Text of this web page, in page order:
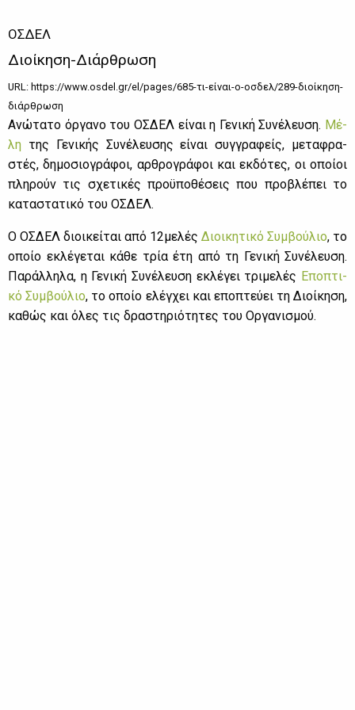
ΟΣΔΕΛ
Διοίκηση-Διάρθρωση
URL: https://www.osdel.gr/el/pages/685-τι-είναι-ο-οσδελ/289-διοίκηση-
διάρθρωση
Ανώ­τα­το όρ­γα­νο του ΟΣ­ΔΕΛ εί­ναι η Γε­νι­κή Συ­νέ­λευ­ση. Μέ­
λη της Γε­νι­κής Συ­νέ­λευ­σης εί­ναι συγ­γρα­φείς, με­τα­φρα­
στές, δη­μο­σιο­γρά­φοι, αρ­θρο­γρά­φοι και εκ­δό­τες, οι οποί­οι
πλη­ρούν τις σχε­τι­κές προ­ϋ­πο­θέ­σεις που προ­βλέ­πει το
κα­τα­στα­τι­κό του ΟΣ­ΔΕΛ.
Ο ΟΣ­ΔΕΛ διοι­κεί­ται από 12με­λές Διοι­κη­τι­κό Συμ­βού­λιο, το
οποίο εκλέ­γε­ται κά­θε τρία έτη από τη Γε­νι­κή Συ­νέ­λευ­ση.
Πα­ράλ­λη­λα, η Γε­νι­κή Συ­νέ­λευ­ση εκλέ­γει τρι­με­λές Επο­πτι­
κό Συμ­βού­λιο, το οποίο ελέγ­χει και επο­πτεύ­ει τη Διοί­κη­ση,
κα­θώς και όλες τις δρα­στη­ριό­τη­τες του Ορ­γα­νι­σμού.